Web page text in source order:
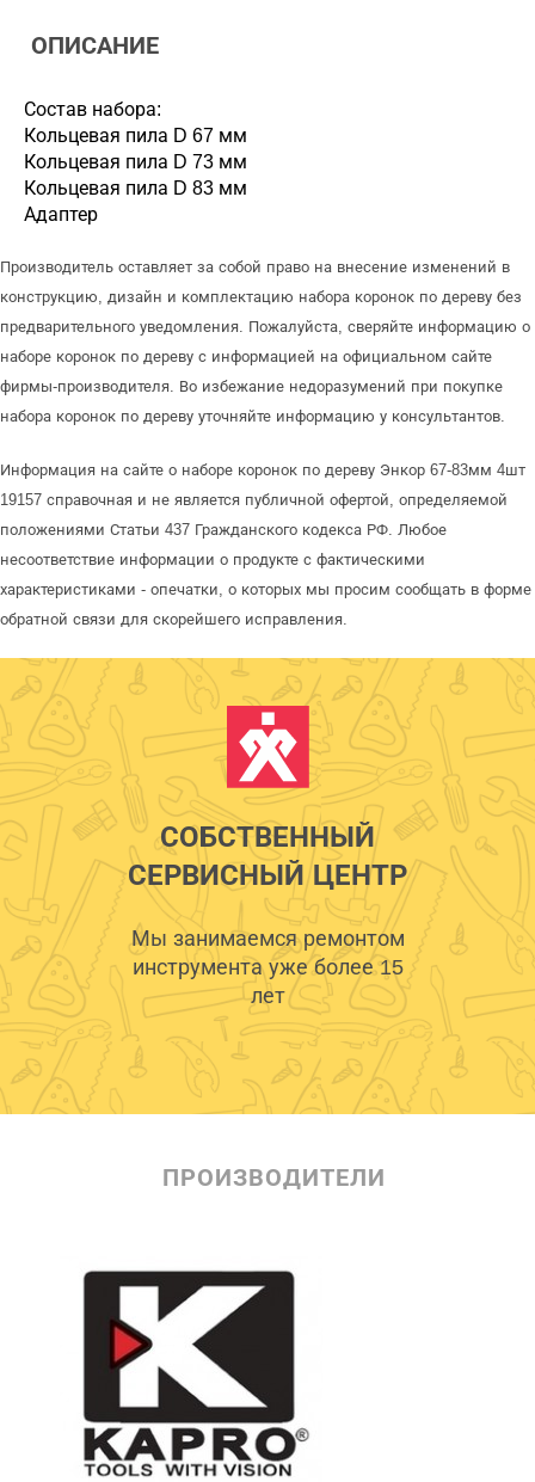
ОПИСАНИЕ
Состав набора:
Кольцевая пила D 67 мм
Кольцевая пила D 73 мм
Кольцевая пила D 83 мм
Адаптер
Производитель оставляет за собой право на внесение изменений в
конструкцию, дизайн и комплектацию набора коронок по дереву без
предварительного уведомления. Пожалуйста, сверяйте информацию о
наборе коронок по дереву с информацией на официальном сайте
фирмы-производителя. Во избежание недоразумений при покупке
набора коронок по дереву уточняйте информацию у консультантов.
Информация на сайте о наборе коронок по дереву Энкор 67-83мм 4шт
19157 справочная и не является публичной офертой, определяемой
положениями Статьи 437 Гражданского кодекса РФ. Любое
несоответствие информации о продукте с фактическими
характеристиками - опечатки, о которых мы просим сообщать в форме
обратной связи для скорейшего исправления.
СОБСТВЕННЫЙ
СЕРВИСНЫЙ ЦЕНТР
Мы занимаемся ремонтом
инструмента уже более 15
лет
ПРОИЗВОДИТЕЛИ